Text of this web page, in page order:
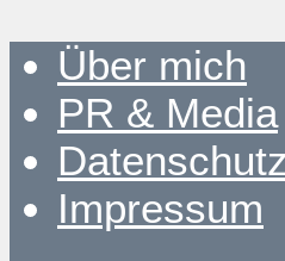
Über mich
PR & Media
Datenschutz
Impressum